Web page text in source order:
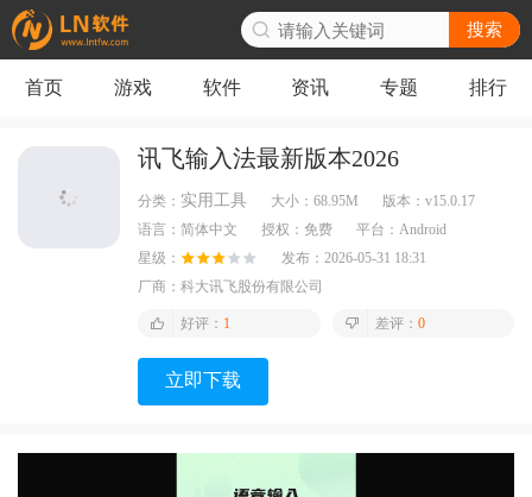
搜索
首页 游戏 软件 资讯 专题 排行
讯飞输入法最新版本2026
分类： 实用工具 大小： 68.95M 版本： v15.0.17
语言： 简体中文 授权： 免费 平台： Android
星级：
发布： 2026-05-31 18:31
厂商： 科大讯飞股份有限公司
好评： 1 差评： 0
立即下载